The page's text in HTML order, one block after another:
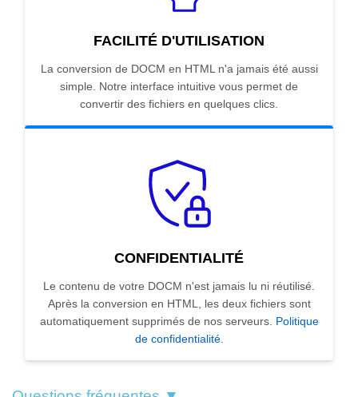
FACILITÉ D'UTILISATION
La conversion de DOCM en HTML n'a jamais été aussi
simple. Notre interface intuitive vous permet de
convertir des fichiers en quelques clics.
CONFIDENTIALITÉ
Le contenu de votre DOCM n'est jamais lu ni réutilisé.
Après la conversion en HTML, les deux fichiers sont
automatiquement supprimés de nos serveurs. Politique
de confidentialité.